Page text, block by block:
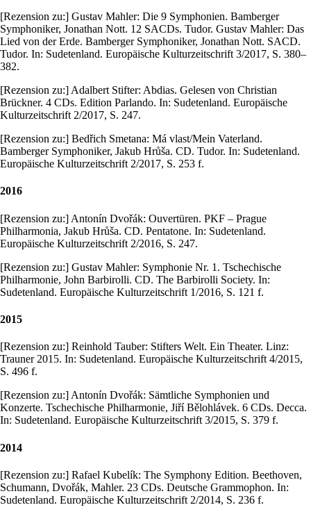
[Rezension zu:] Gustav Mahler: Die 9 Symphonien. Bamberger
Symphoniker, Jonathan Nott. 12 SACDs. Tudor. Gustav Mahler: Das
Lied von der Erde. Bamberger Symphoniker, Jonathan Nott. SACD.
Tudor. In: Sudetenland. Europäische Kulturzeitschrift 3/2017, S. 380–
382.
[Rezension zu:] Adalbert Stifter: Abdias. Gelesen von Christian
Brückner. 4 CDs. Edition Parlando. In: Sudetenland. Europäische
Kulturzeitschrift 2/2017, S. 247.
[Rezension zu:] Bedřich Smetana: Má vlast/Mein Vaterland.
Bamberger Symphoniker, Jakub Hrůša. CD. Tudor. In: Sudetenland.
Europäische Kulturzeitschrift 2/2017, S. 253 f.
2016
[Rezension zu:] Antonín Dvořák: Ouvertüren. PKF – Prague
Philharmonia, Jakub Hrůša. CD. Pentatone. In: Sudetenland.
Europäische Kulturzeitschrift 2/2016, S. 247.
[Rezension zu:] Gustav Mahler: Symphonie Nr. 1. Tschechische
Philharmonie, John Barbirolli. CD. The Barbirolli Society. In:
Sudetenland. Europäische Kulturzeitschrift 1/2016, S. 121 f.
2015
[Rezension zu:] Reinhold Tauber: Stifters Welt. Ein Theater. Linz:
Trauner 2015. In: Sudetenland. Europäische Kulturzeitschrift 4/2015,
S. 496 f.
[Rezension zu:] Antonín Dvořák: Sämtliche Symphonien und
Konzerte. Tschechische Philharmonie, Jiří Bělohlávek. 6 CDs. Decca.
In: Sudetenland. Europäische Kulturzeitschrift 3/2015, S. 379 f.
2014
[Rezension zu:] Rafael Kubelík: The Symphony Edition. Beethoven,
Schumann, Dvořák, Mahler. 23 CDs. Deutsche Grammophon. In:
Sudetenland. Europäische Kulturzeitschrift 2/2014, S. 236 f.